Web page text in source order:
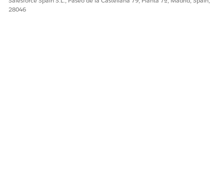
28046